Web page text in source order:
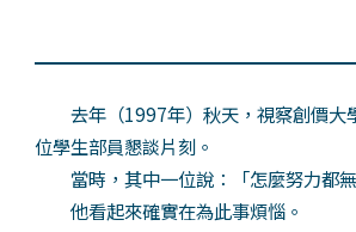
去年（1997年）秋天，視察創價大
位學生部員懇談片刻。
當時，其中一位說：「怎麼努力都無
他看起來確實在為此事煩惱。